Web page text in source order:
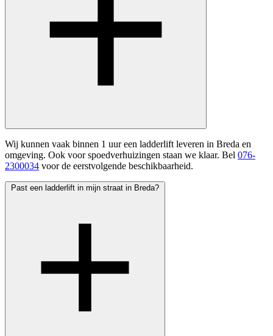
Wij kunnen vaak binnen 1 uur een ladderlift leveren in Breda en
omgeving. Ook voor spoedverhuizingen staan we klaar. Bel 076-
2300034 voor de eerstvolgende beschikbaarheid.
Past een ladderlift in mijn straat in Breda?